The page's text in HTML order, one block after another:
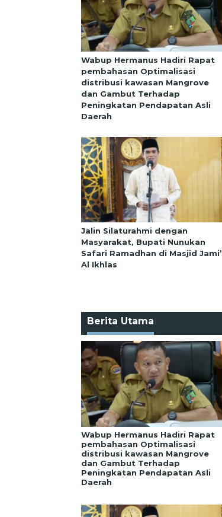
Wabup Hermanus Hadiri Rapat
pembahasan Optimalisasi
distribusi kawasan Mangrove
dan Gambut Terhadap
Peningkatan Pendapatan Asli
Daerah
Jalin Silaturahmi dengan
Masyarakat, Bupati Nunukan
Safari Ramadhan di Masjid Jami’
Al Ikhlas
Berita Utama
Wabup Hermanus Hadiri Rapat
pembahasan Optimalisasi
distribusi kawasan Mangrove
dan Gambut Terhadap
Peningkatan Pendapatan Asli
Daerah